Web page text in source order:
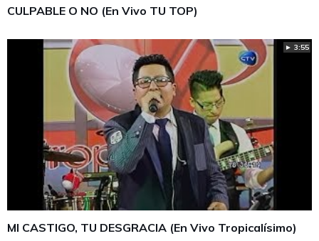
CULPABLE O NO (En Vivo TU TOP)
► 3:55
MI CASTIGO, TU DESGRACIA (En Vivo Tropicalísimo)